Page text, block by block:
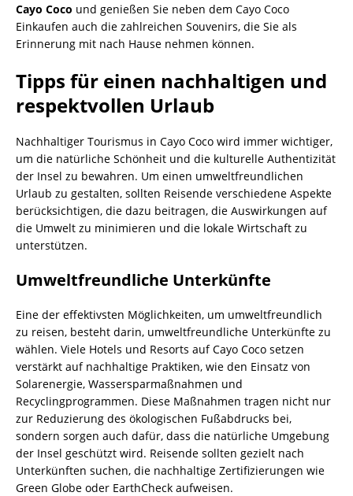
Cayo Coco und genießen Sie neben dem Cayo Coco
Einkaufen auch die zahlreichen Souvenirs, die Sie als
Erinnerung mit nach Hause nehmen können.
Tipps für einen nachhaltigen und
respektvollen Urlaub
Nachhaltiger Tourismus in Cayo Coco wird immer wichtiger,
um die natürliche Schönheit und die kulturelle Authentizität
der Insel zu bewahren. Um einen umweltfreundlichen
Urlaub zu gestalten, sollten Reisende verschiedene Aspekte
berücksichtigen, die dazu beitragen, die Auswirkungen auf
die Umwelt zu minimieren und die lokale Wirtschaft zu
unterstützen.
Umweltfreundliche Unterkünfte
Eine der effektivsten Möglichkeiten, um umweltfreundlich
zu reisen, besteht darin, umweltfreundliche Unterkünfte zu
wählen. Viele Hotels und Resorts auf Cayo Coco setzen
verstärkt auf nachhaltige Praktiken, wie den Einsatz von
Solarenergie, Wassersparmaßnahmen und
Recyclingprogrammen. Diese Maßnahmen tragen nicht nur
zur Reduzierung des ökologischen Fußabdrucks bei,
sondern sorgen auch dafür, dass die natürliche Umgebung
der Insel geschützt wird. Reisende sollten gezielt nach
Unterkünften suchen, die nachhaltige Zertifizierungen wie
Green Globe oder EarthCheck aufweisen.